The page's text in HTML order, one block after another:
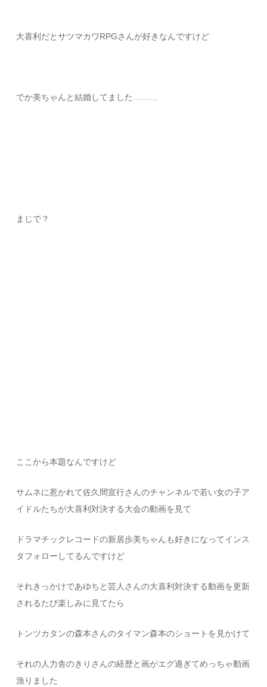
大喜利だとサツマカワRPGさんが好きなんですけど
でか美ちゃんと結婚してました………
まじで？
ここから本題なんですけど
サムネに惹かれて佐久間宣行さんのチャンネルで若い女の子ア
イドルたちが大喜利対決する大会の動画を見て
ドラマチックレコードの新居歩美ちゃんも好きになってインス
タフォローしてるんですけど
それきっかけであゆちと芸人さんの大喜利対決する動画を更新
されるたび楽しみに見てたら
トンツカタンの森本さんのタイマン森本のショートを見かけて
それの人力舎のきりさんの経歴と画がエグ過ぎてめっちゃ動画
漁りました